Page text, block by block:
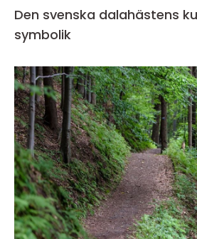
Den svenska dalahästens
symbolik